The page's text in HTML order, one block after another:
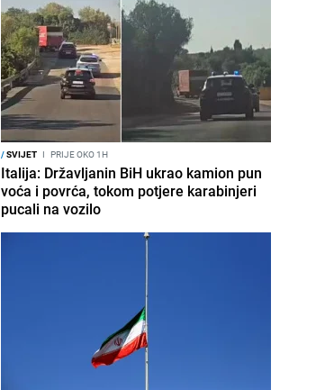
/SVIJET I PRIJE OKO 1H
Italija: Državljanin BiH ukrao kamion pun
voća i povrća, tokom potjere karabinjeri
pucali na vozilo